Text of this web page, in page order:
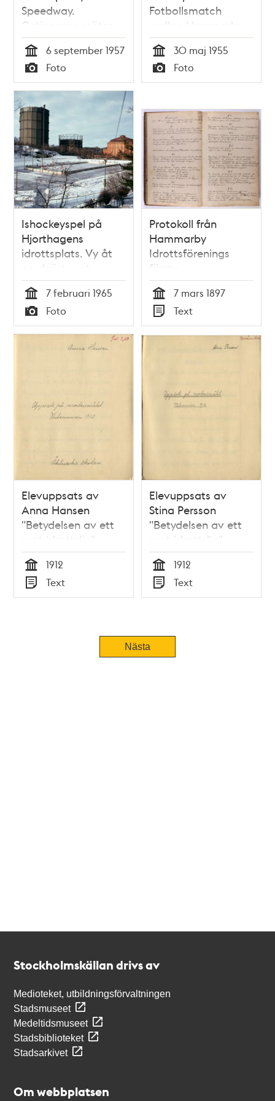
Speedway.
Getingarna möter
Kaparna
Tid
6 september 1957
Typ
Foto
Fotbollsmatch
mellan Hammarby
och Göteborg.
Tid
30 maj 1955
Typ
Foto
Ishockeyspel på
Hjorthagens
idrottsplats. Vy åt
nordväst mot
gasklockorna
Tid
7 februari 1965
Typ
Foto
Protokoll från
Hammarby
Idrottsförenings
första
sammanträde 7
mars 1897
Tid
7 mars 1897
Typ
Text
Elevuppsats av
Anna Hansen
"Betydelsen av ett
sunt idrottsliv" -
Åhlinska skolan VT
1912
Tid
1912
Typ
Text
Elevuppsats av
Stina Persson
"Betydelsen av ett
sunt idrottsliv" -
Åhlinska skolan VT
1912
Tid
1912
Typ
Text
TidigareNästa
Stockholmskällan drivs av
Medioteket, utbildningsförvaltningen
Stadsmuseet
Medeltidsmuseet
Stadsbiblioteket
Stadsarkivet
Om webbplatsen